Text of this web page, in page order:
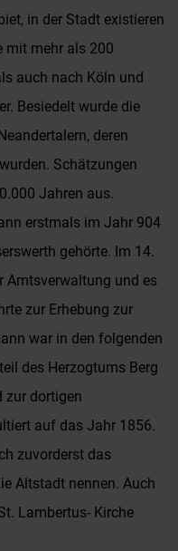
in der Stadt existieren
mit mehr als 200
auch nach Köln und
Besiedelt wurde die
deren
Schätzungen
Jahren aus.
erstmals im Jahr 904
gehörte. Im 14.
Amtsverwaltung und es
zur Erhebung zur
war in den folgenden
des Herzogtums Berg
zur dortigen
auf das Jahr 1856.
zuvorderst das
Altstadt nennen. Auch
Lambertus- Kirche